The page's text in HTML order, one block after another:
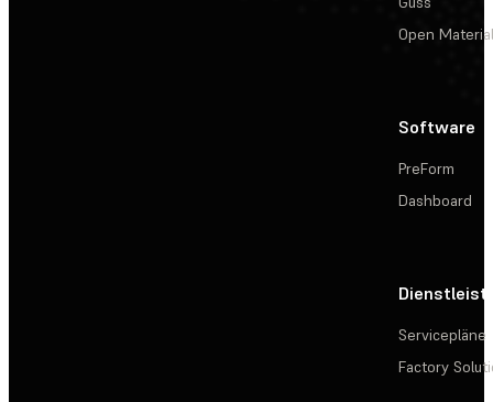
Open
Software
PreForm
Dashboard
Servicepläne
Factory